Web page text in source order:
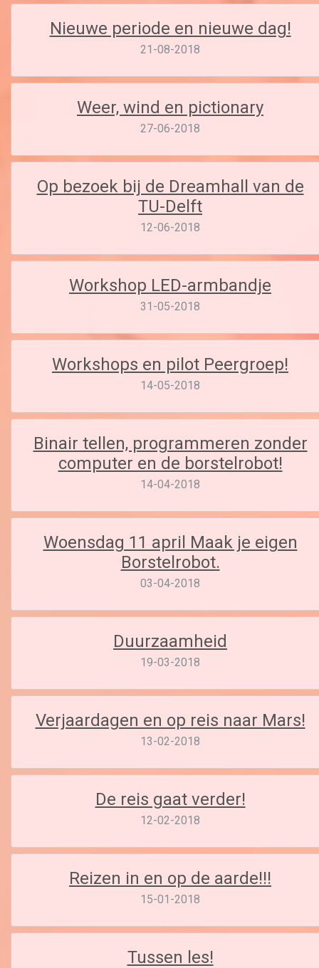
Nieuwe periode en nieuwe dag!
21-08-2018
Weer, wind en pictionary
27-06-2018
Op bezoek bij de Dreamhall van de
TU-Delft
12-06-2018
Workshop LED-armbandje
31-05-2018
Workshops en pilot Peergroep!
14-05-2018
Binair tellen, programmeren zonder
computer en de borstelrobot!
14-04-2018
Woensdag 11 april Maak je eigen
Borstelrobot.
03-04-2018
Duurzaamheid
19-03-2018
Verjaardagen en op reis naar Mars!
13-02-2018
De reis gaat verder!
12-02-2018
Reizen in en op de aarde!!!
15-01-2018
Tussen les!